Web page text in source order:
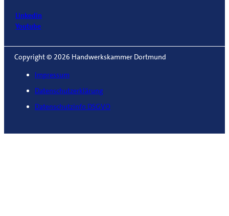
Linkedin
Youtube
Copyright © 2026 Handwerkskammer Dortmund
Impressum
Datenschutzerklärung
Datenschutzinfo DSGVO